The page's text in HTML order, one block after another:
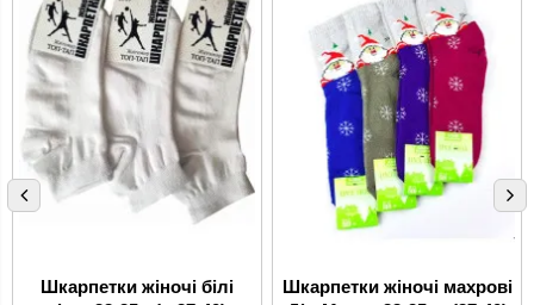
Шкарпетки жіночі білі
Шкарпетки жіночі махрові